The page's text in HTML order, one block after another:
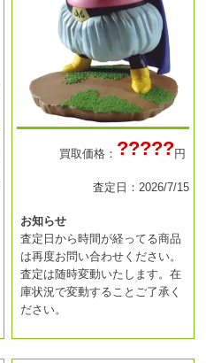
買取価格： ?????円
査定日：2026/7/15
お知らせ
査定日から時間が経ってる商品
は再度お問い合わせください。
査定は随時変動いたします。在
庫状況で変動することご了承く
ださい。